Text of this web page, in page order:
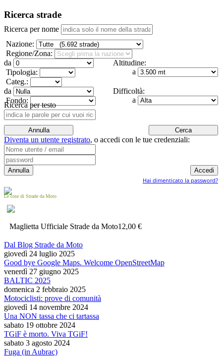
Ricerca strade
Ricerca per nome
Nazione:
Regione/Zona:
Altitudine:
da
a
Tipologia:
Categ.:
Difficoltà:
da
a
Fondo:
Ricerca per testo
Diventa un utente registrato, o accedi con le tue credenziali:
Hai dimenticato la password?
Le cose di Strade da Moto
Maglietta Ufficiale Strade da Moto12,00 €
Dal Blog Strade da Moto
giovedì 24 luglio 2025
Good bye Google Maps. Welcome OpenStreetMap
venerdì 27 giugno 2025
BALTIC 2025
domenica 2 febbraio 2025
Motociclisti: prove di comunità
giovedì 14 novembre 2024
Una NON tassa che ci tartassa
sabato 19 ottobre 2024
TGiF è morto. Viva TGiF!
sabato 3 agosto 2024
Fuga (in Aubrac)